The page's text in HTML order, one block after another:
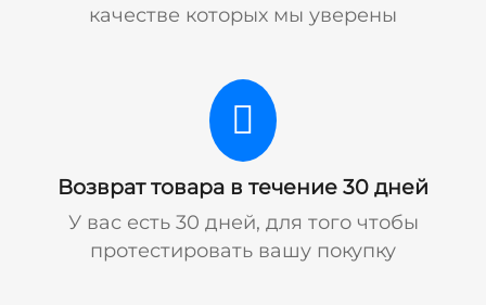
качестве которых мы уверены
Возврат товара в течение 30 дней
У вас есть 30 дней, для того чтобы
протестировать вашу покупку